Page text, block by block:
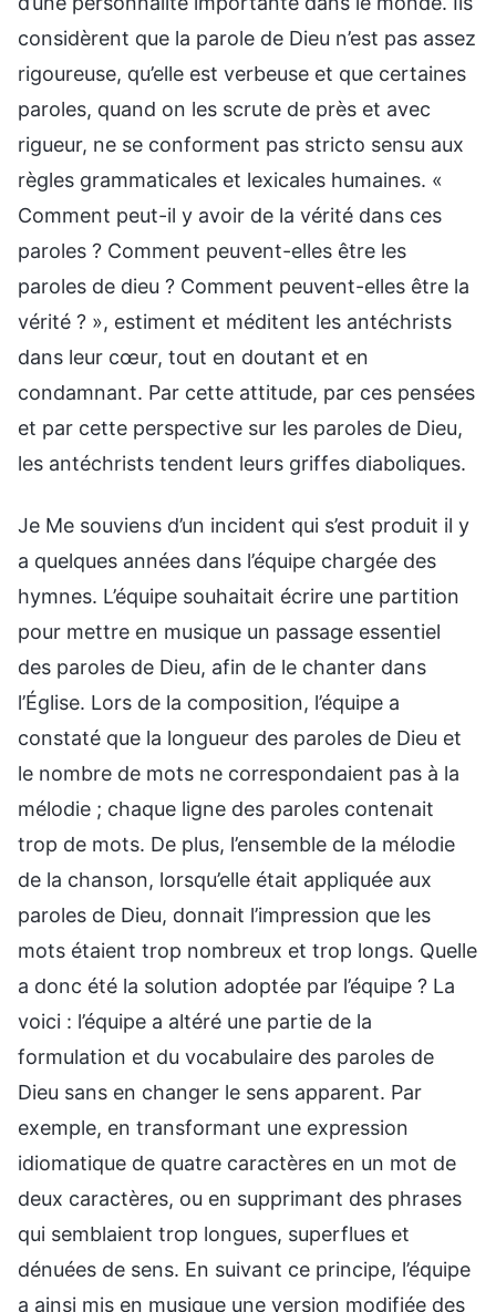
considèrent que la parole de Dieu n’est pas assez
rigoureuse, qu’elle est verbeuse et que certaines
paroles, quand on les scrute de près et avec
rigueur, ne se conforment pas stricto sensu aux
règles grammaticales et lexicales humaines. «
Comment peut-il y avoir de la vérité dans ces
paroles ? Comment peuvent-elles être les
paroles de dieu ? Comment peuvent-elles être la
vérité ? », estiment et méditent les antéchrists
dans leur cœur, tout en doutant et en
condamnant. Par cette attitude, par ces pensées
et par cette perspective sur les paroles de Dieu,
les antéchrists tendent leurs griffes diaboliques.
Je Me souviens d’un incident qui s’est produit il y
a quelques années dans l’équipe chargée des
hymnes. L’équipe souhaitait écrire une partition
pour mettre en musique un passage essentiel
des paroles de Dieu, afin de le chanter dans
l’Église. Lors de la composition, l’équipe a
constaté que la longueur des paroles de Dieu et
le nombre de mots ne correspondaient pas à la
mélodie ; chaque ligne des paroles contenait
trop de mots. De plus, l’ensemble de la mélodie
de la chanson, lorsqu’elle était appliquée aux
paroles de Dieu, donnait l’impression que les
mots étaient trop nombreux et trop longs. Quelle
a donc été la solution adoptée par l’équipe ? La
voici : l’équipe a altéré une partie de la
formulation et du vocabulaire des paroles de
Dieu sans en changer le sens apparent. Par
exemple, en transformant une expression
idiomatique de quatre caractères en un mot de
deux caractères, ou en supprimant des phrases
qui semblaient trop longues, superflues et
dénuées de sens. En suivant ce principe, l’équipe
a ainsi mis en musique une version modifiée des